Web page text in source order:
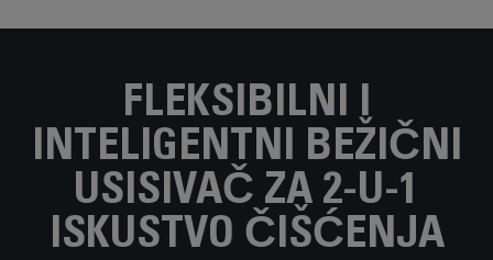
FLEKSIBILNI I
INTELIGENTNI BEŽIČNI
USISIVAČ ZA 2-U-1
ISKUSTVO ČIŠĆENJA